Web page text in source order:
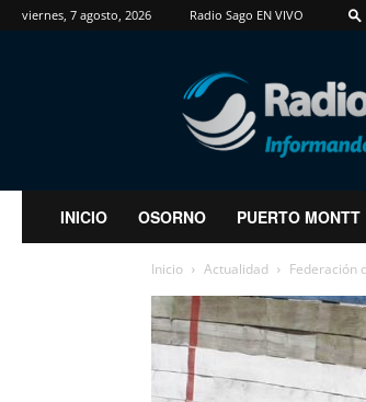
viernes, 7 agosto, 2026 Radio Sago EN VIVO
RadioSago
INICIO OSORNO PUERTO MONTT
Inicio Actualidad Federación